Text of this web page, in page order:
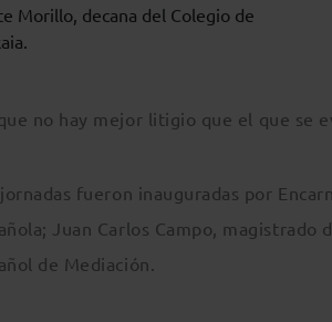
Morillo, decana del Colegio de
no hay mejor litigio que el que se
jornadas fueron inauguradas por
Juan Carlos Campo,
de Mediación.